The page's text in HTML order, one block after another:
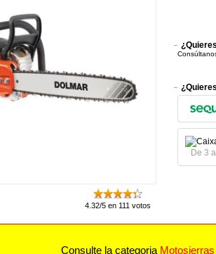
4.32/5 en 111 votos
De 3
Consulte la categoria Motosierras